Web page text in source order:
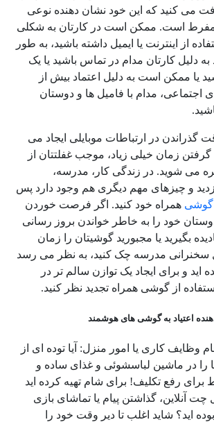
می کنید که این خود نشان دهنده نوعی
مفرط است. ممکن است در کارتان به شکلی
از اینترنت یا ایمیل داشته باشید، به طور
دلیل کارتان مدام در تماس باشید یا یک
یا ممکن است به دلیل اعتماد بیش از
اجتماعی، مدام با فامیل ها و دوستان
گذراندن در ارتباطات موبایلی ایجاد می
زمان خیلی زیاد، موجب غفلتتان از
می شوید. در زندگی کار، مدرسه،
و چیزهای مهم دیگری هم وجود دارد پس
گوشی همراه خود کنید. اگر فرصت خوردن
دوستان خود را به خاطر خواندن بروز رسانی
بگیرید یا مجبورید گوشیتان را زمان
سخنرانی مدرسه چک کنید، به نظر می رسد
و برای ایجاد یک توازن سالم تر در
از گوشی همراه تجدید نظر کنید.
اعتیاد به گوشی های هوشمند
وظایف کاری یا امور منزل: آیا توده ای از
در ماشین لباسشوئی و غذای ساده و
رفع تکلیف! برای شام تهیه کرده اید
آنلاین، گذاشتن پیام یا تماشای بازی
اید؟ شاید اغلب تا دیر وقت خود را